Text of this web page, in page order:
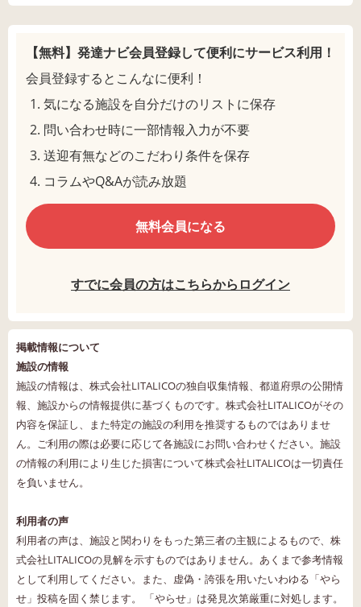
【無料】発達ナビ会員登録して便利にサービス利用！
会員登録するとこんなに便利！
気になる施設を自分だけのリストに保存
問い合わせ時に一部情報入力が不要
送迎有無などのこだわり条件を保存
コラムやQ&Aが読み放題
無料会員になる
すでに会員の方はこちらからログイン
掲載情報について
施設の情報
施設の情報は、株式会社LITALICOの独自収集情報、都道府県の公開情
報、施設からの情報提供に基づくものです。株式会社LITALICOがその
内容を保証し、また特定の施設の利用を推奨するものではありませ
ん。ご利用の際は必要に応じて各施設にお問い合わせください。施設
の情報の利用により生じた損害について株式会社LITALICOは一切責任
を負いません。
利用者の声
利用者の声は、施設と関わりをもった第三者の主観によるもので、株
式会社LITALICOの見解を示すものではありません。あくまで参考情報
として利用してください。また、虚偽・誇張を用いたいわゆる「やら
せ」投稿を固く禁じます。 「やらせ」は発見次第厳重に対処します。